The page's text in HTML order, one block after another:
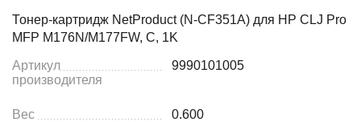
Тонер-картридж NetProduct (N-CF351A) для HP CLJ Pro
MFP M176N/M177FW, C, 1K
Артикул
производителя
9990101005
Вес 0.600